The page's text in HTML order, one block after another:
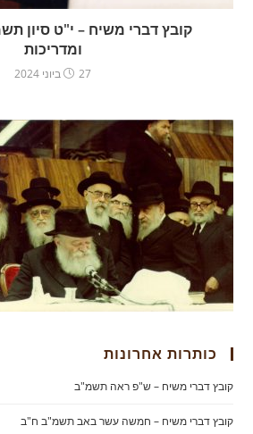
קובץ דברי משיח – י"ט סיון
ומדריכות
27 ביוני 2024
כותרות אחרונות
קובץ דברי משיח – ש"פ ראה תשמ"ב
קובץ דברי משיח – חמשה עשר באב תשמ"ב ח"ב